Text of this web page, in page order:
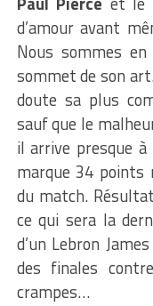
d’amour avant
Nous sommes
sommet de son
doute sa plus
sauf que le
il arrive presque à
marque 34 points
du match.
ce qui sera la
d’un Lebron
des finales
crampes…